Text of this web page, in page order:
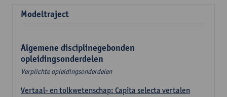
Modeltraject
Algemene disciplinegebonden
opleidingsonderdelen
Verplichte opleidingsonderdelen
Vertaal- en tolkwetenschap: Capita selecta vertalen